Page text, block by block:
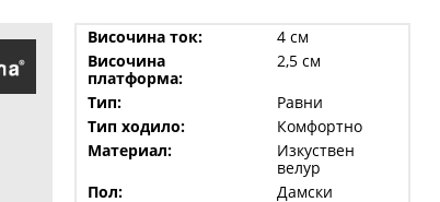
Височина ток:
4 см
Височина
платформа:
2,5 см
Тип:
Равни
Тип ходило:
Комфортно
Материал:
Изкуствен
велур
Пол:
Дамски